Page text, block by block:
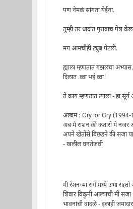
पण नेमकं सांगता येईना.
तुम्ही तर धादांत पुरावाच पेश
मग आमचीही ट्युब पेटली.
ह्याला म्हणतात गझलचा
दिलात .व्वा भई व्वा!
ते काय म्हणतात त्याला - हा
अल्बम : Cry for Cry (1994-
अब मै राशन की कतारों मे नजर
अपने खेतोंसे बिछडने की सजा
- खलील धनतेजवी
मी रेशनच्या रांगे मध्ये उभा
शिवार विकुनी आल्याची मी
भावनांची वादळे - इलाही